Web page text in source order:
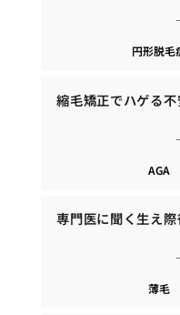
円形脱毛
縮毛矯正でハゲる
AGA
専門医に聞く生え
薄毛